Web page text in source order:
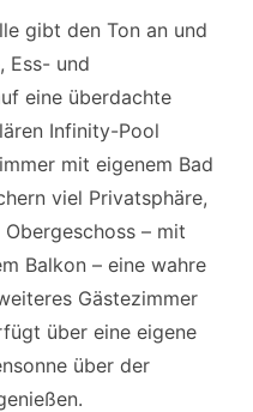
gibt den Ton an und
Ess- und
eine überdachte
Infinity-Pool
mit eigenem Bad
viel Privatsphäre,
– mit
Balkon – eine wahre
Gästezimmer
über eine eigene
über der